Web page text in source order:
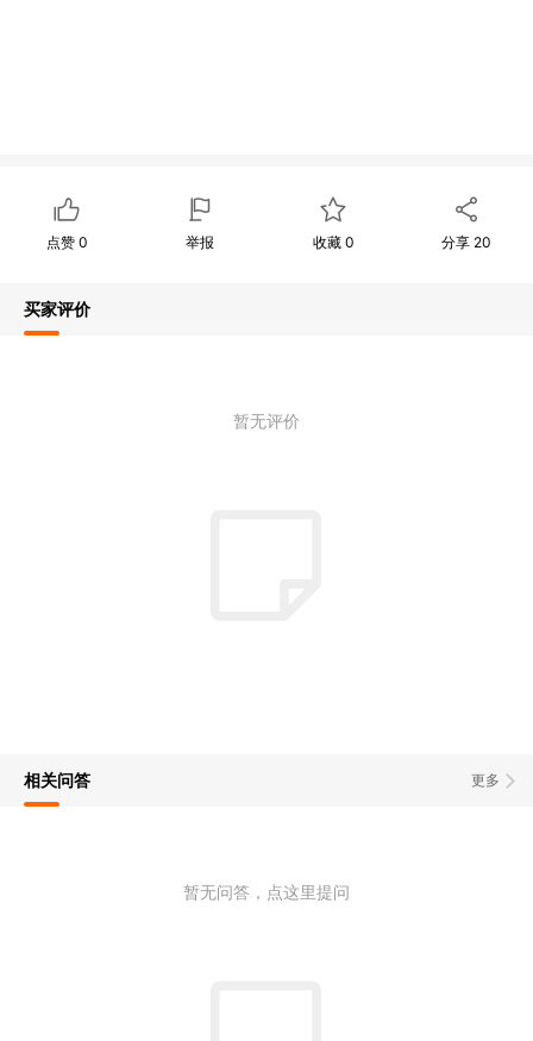
点赞 0 举报 收藏 0 分享 20
买家评价
暂无评价
更多
相关问答
暂无问答，点这里提问